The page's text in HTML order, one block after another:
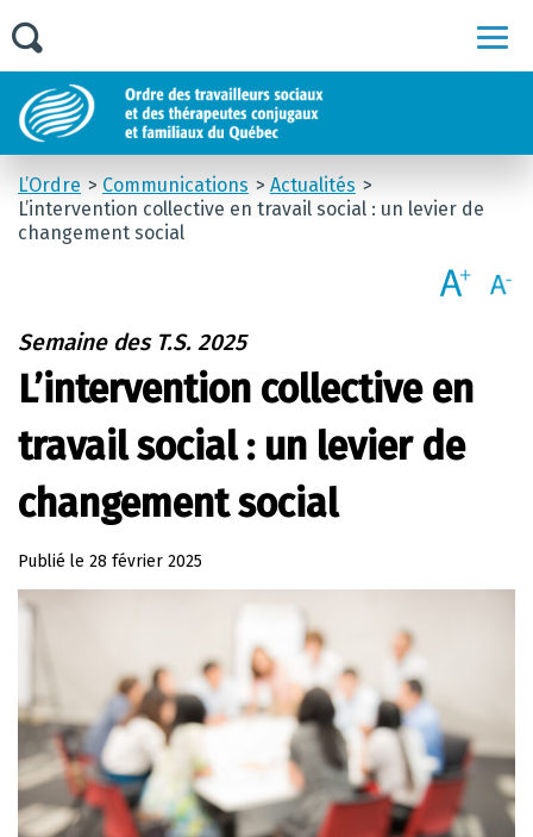
L’Ordre Communications
Actualités
L’intervention collective en travail social : un levier de
changement social
Semaine des T.S. 2025
L’intervention collective en
travail social : un levier de
changement social
Publié le 28 février 2025